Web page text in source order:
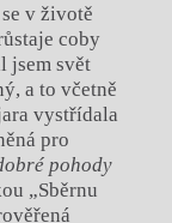
v životě
coby
jsem svět
a to včetně
vystřídala
pro
pohody
„Sběrnu